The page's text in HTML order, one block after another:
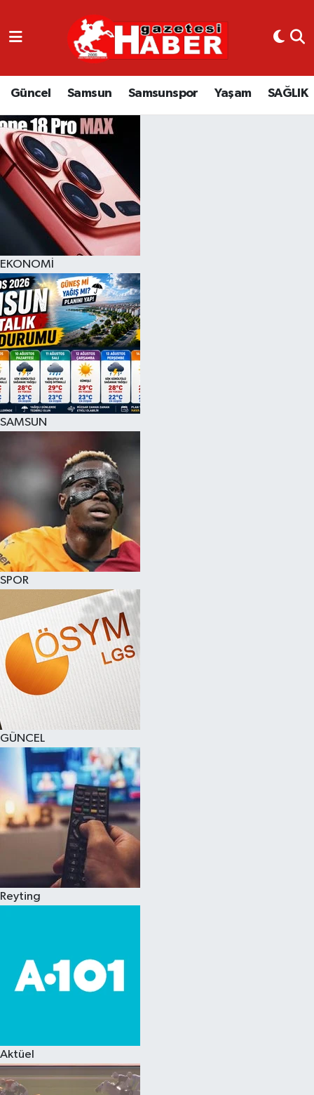
Güncel Samsun Samsunspor Yaşam SAĞLIK
EKONOMİ
SAMSUN
SPOR
GÜNCEL
Reyting
Aktüel
GÜNCEL
SAMSUN
SAMSUNSPOR
EKONOMİ
YAŞAM